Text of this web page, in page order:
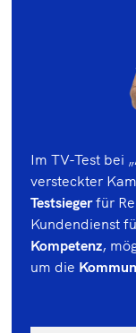
Im TV-Test bei
versteckter
Testsiegerfür
Kundendienst
Kompetenz,
um die